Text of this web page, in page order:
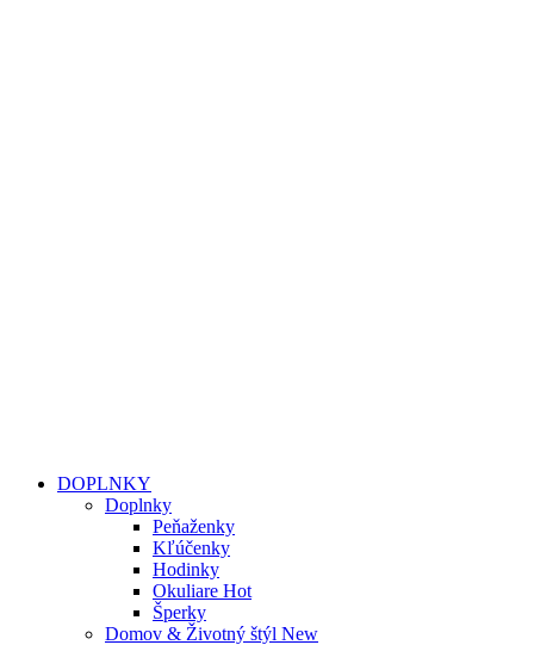
DOPLNKY
Doplnky
Peňaženky
Kľúčenky
Hodinky
Okuliare Hot
Šperky
Domov & Životný štýl New